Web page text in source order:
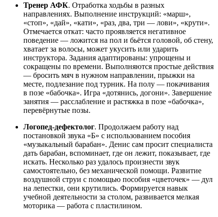
Тренер АФК. Отработка ходьбы в разных
направлениях. Выполнение инструкций: «марш»,
«стоп», «дай», «кати», «раз, два, три — лови», «крути».
Отмечается откат: часто проявляется негативное
поведение — ложится на пол и бьётся головой, об стену,
хватает за волосы, может укусить или ударить
инструктора. Задания адаптированы: упрощены и
сокращены по времени. Выполняются простые действия
— бросить мяч в нужном направлении, прыжки на
месте, подлезание под турник. На полу — покачивания
в позе «бабочка». Игра «дотянись, догони». Завершение
занятия — расслабление и растяжка в позе «бабочка»,
перевёрнутые позы.
Логопед-дефектолог. Продолжаем работу над
постановкой звука «Б» с использованием пособия
«музыкальный барабан». Денис сам просит специалиста
дать барабан, вспоминает, где он лежит, показывает, где
искать. Несколько раз удалось произнести звук
самостоятельно, без механической помощи. Развитие
воздушной струи с помощью пособия «цветочек» — дул
на лепестки, они крутились. Формируется навык
учебной деятельности за столом, развивается мелкая
моторика — работа с пластилином.